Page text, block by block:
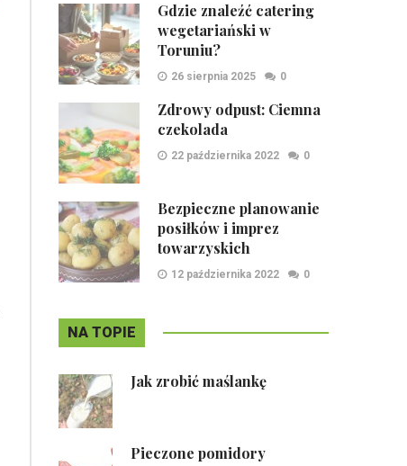
Gdzie znaleźć catering
wegetariański w
Toruniu?
26 sierpnia 2025 0
Zdrowy odpust: Ciemna
czekolada
22 października 2022 0
Bezpieczne planowanie
posiłków i imprez
towarzyskich
12 października 2022 0
NA TOPIE
Jak zrobić maślankę
Pieczone pomidory